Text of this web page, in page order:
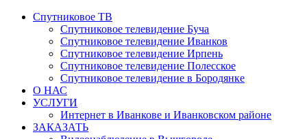
Спутниковое ТВ
Спутниковое телевидение Буча
Спутниковое телевидение Иванков
Спутниковое телевидение Ирпень
Спутниковое телевидение Полесское
Спутниковое телевидение в Бородянке
О НАС
УСЛУГИ
Интернет в Иванкове и Иванковском районе
ЗАКАЗАТЬ